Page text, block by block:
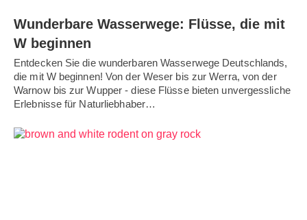
Wunderbare Wasserwege: Flüsse, die mit
W beginnen
Entdecken Sie die wunderbaren Wasserwege Deutschlands,
die mit W beginnen! Von der Weser bis zur Werra, von der
Warnow bis zur Wupper - diese Flüsse bieten unvergessliche
Erlebnisse für Naturliebhaber…